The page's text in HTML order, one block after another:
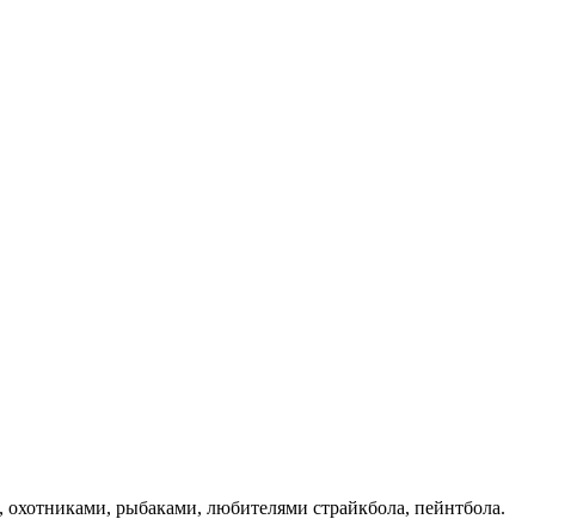
рыбаками, любителями страйкбола, пейнтбола.